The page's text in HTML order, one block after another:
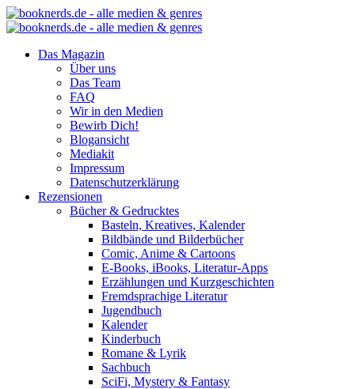
Das Magazin
Über uns
Das Team
FAQ
Wir in den Medien
Bewirb Dich!
Blogansicht
Mediakit
Impressum
Datenschutzerklärung
Rezensionen
Bücher & Gedrucktes
Basteln, Kreatives, Kalender
Bildbände und Bilderbücher
Comic, Anime & Cartoons
E-Books, iBooks, Literatur-Apps
Erzählungen und Kurzgeschichten
Fremdsprachige Literatur
Jugendbuch
Kalender
Kinderbuch
Romane & Lyrik
Sachbuch
SciFi, Mystery & Fantasy